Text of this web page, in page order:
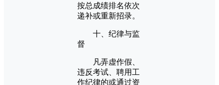
按总成绩排名依次
递补或重新招录。
十、纪律与监
督
凡弄虚作假、
违反考试、聘用工
作纪律的或通过资